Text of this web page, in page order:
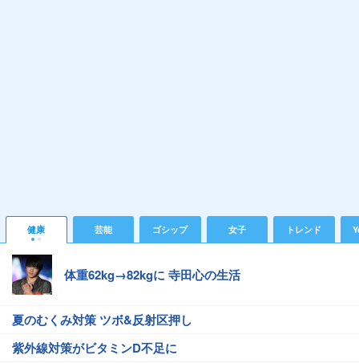
健康 芸能 ゴシップ 女子 トレンド
体重62kg→82kgに 寺田心の生活
夏のむくみ対策 ツボ&反射区押し
紫外線対策がビタミンD不足に